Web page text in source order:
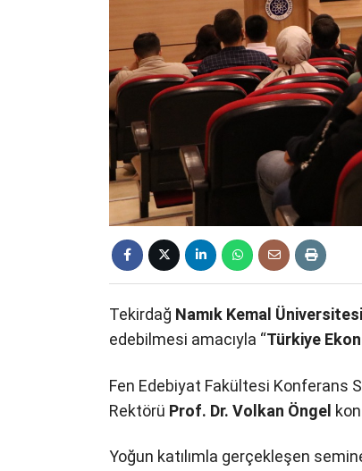
Tekirdağ Namık Kemal Üniversitesi
edebilmesi amacıyla “Türkiye
Fen Edebiyat Fakültesi Konferans
Rektörü Prof. Dr. Volkan Öngel
Yoğun katılımla gerçekleşen